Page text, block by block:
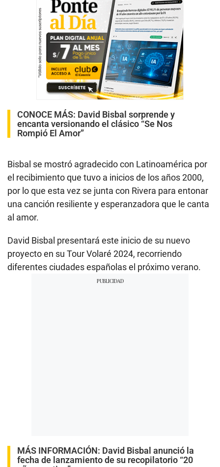
CONOCE MÁS: David Bisbal sorprende y
encanta versionando el clásico “Se Nos
Rompió El Amor”
Bisbal se mostró agradecido con Latinoamérica por
el recibimiento que tuvo a inicios de los años 2000,
por lo que esta vez se junta con Rivera para entonar
una canción resiliente y esperanzadora que le canta
al amor.
David Bisbal presentará este inicio de su nuevo
proyecto en su Tour Volaré 2024, recorriendo
diferentes ciudades españolas el próximo verano.
MÁS INFORMACIÓN: David Bisbal anunció la
fecha de lanzamiento de su recopilatorio “20